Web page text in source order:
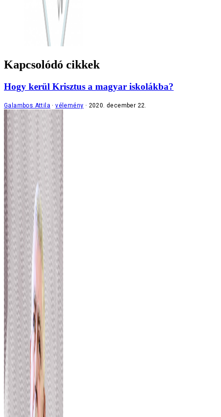
Kapcsolódó cikkek
Hogy kerül Krisztus a magyar iskolákba?
Galambos Attila vélemény 2020. december 22.